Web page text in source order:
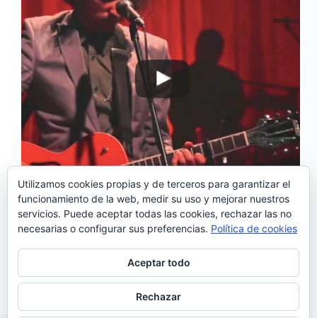
‘Lenço Enxuto’ de Samuel Úria es nuestra canción
del domingo. El tema pertenece a su álbum «O
Grande Medo do Pequeno Mundo» publicado
en 2013 . En la versión del disco, canta a dúo el
tema junto con Manel Cruz de Ornatos Violeta,…
Noemí Sánchez
17/07/2016
Utilizamos cookies propias y de terceros para garantizar el
funcionamiento de la web, medir su uso y mejorar nuestros
servicios. Puede aceptar todas las cookies, rechazar las no
necesarias o configurar sus preferencias. Política de cookies
Aceptar todo
Rechazar